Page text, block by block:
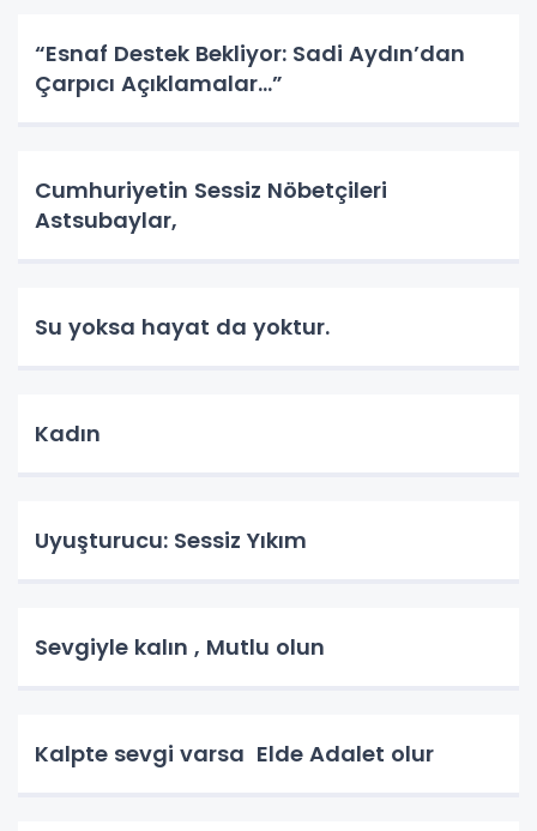
“Esnaf Destek Bekliyor: Sadi Aydın’dan
Çarpıcı Açıklamalar…”
Cumhuriyetin Sessiz Nöbetçileri
Astsubaylar,
Su yoksa hayat da yoktur.
Kadın
Uyuşturucu: Sessiz Yıkım
Sevgiyle kalın , Mutlu olun
Kalpte sevgi varsa Elde Adalet olur